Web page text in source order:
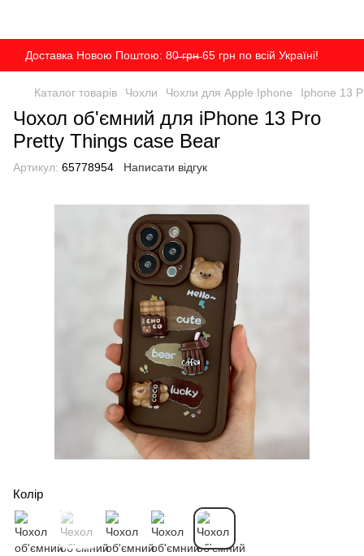
Доставка Новою Поштою: 80̶ ̶г̶р̶н̶ 65 грн по всій Україні!
Каталог товарів Чохли Чохли для Apple Iphone Iphone 13
Чохол об'ємний для iPhone 13 Pro
Pretty Things case Bear
Артикул: 65778954 Написати відгук
Колір